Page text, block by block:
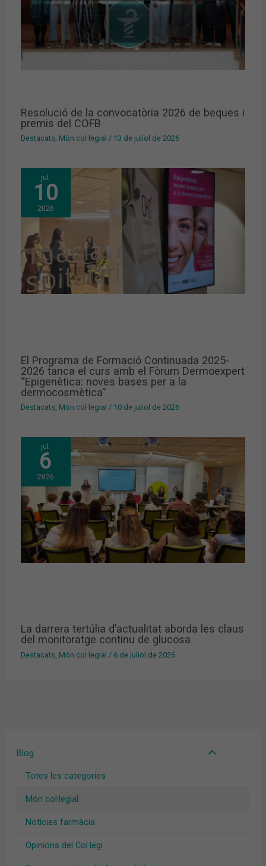
Blog
Totes les categories
Món col·legial
Notícies farmàcia
Opinions del Col·legi
Resolució de la convocatòria 2026 de beques i
premis del COFB
Destacats, Món col·legial / 13 de juliol de 2026
jul.
10
2026
El Programa de Formació Continuada 2025-
2026 tanca el curs amb el Fòrum Dermoexpert
“Epigenètica: noves bases per a la
dermocosmètica”
Destacats, Món col·legial / 10 de juliol de 2026
jul.
6
2026
La darrera tertúlia d’actualitat aborda les claus
del monitoratge continu de glucosa
Destacats Món col·legial / 6 de juliol de 2026